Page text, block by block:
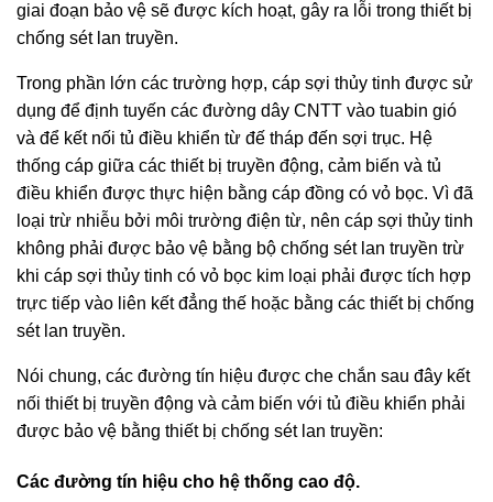
giai đoạn bảo vệ sẽ được kích hoạt, gây ra lỗi trong thiết bị
chống sét lan truyền.
Trong phần lớn các trường hợp, cáp sợi thủy tinh được sử
dụng để định tuyến các đường dây CNTT vào tuabin gió
và để kết nối tủ điều khiển từ đế tháp đến sợi trục. Hệ
thống cáp giữa các thiết bị truyền động, cảm biến và tủ
điều khiển được thực hiện bằng cáp đồng có vỏ bọc. Vì đã
loại trừ nhiễu bởi môi trường điện từ, nên cáp sợi thủy tinh
không phải được bảo vệ bằng bộ chống sét lan truyền trừ
khi cáp sợi thủy tinh có vỏ bọc kim loại phải được tích hợp
trực tiếp vào liên kết đẳng thế hoặc bằng các thiết bị chống
sét lan truyền.
Nói chung, các đường tín hiệu được che chắn sau đây kết
nối thiết bị truyền động và cảm biến với tủ điều khiển phải
được bảo vệ bằng thiết bị chống sét lan truyền:
Các đường tín hiệu cho hệ thống cao độ.